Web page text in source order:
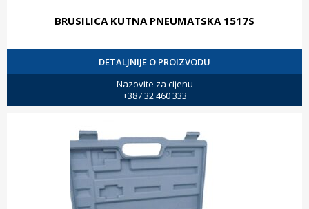
BRUSILICA KUTNA PNEUMATSKA 1517S
DETALJNIJE O PROIZVODU
Nazovite za cijenu
+387 32 460 333